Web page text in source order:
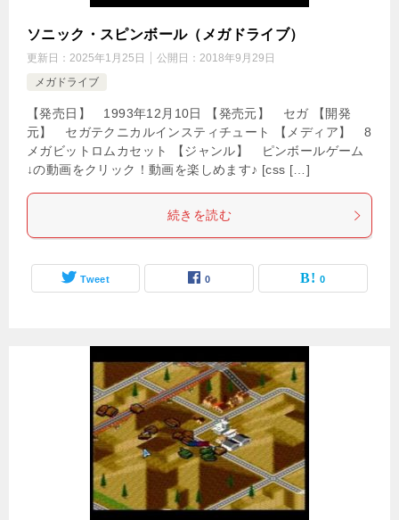
ソニック・スピンボール（メガドライブ）
更新日： 2025年1月25日 公開日： 2018年9月29日
メガドライブ
【発売日】 1993年12月10日 【発売元】 セガ 【開発
元】 セガテクニカルインスティチュート 【メディア】 8
メガビットロムカセット 【ジャンル】 ピンボールゲーム
↓の動画をクリック！動画を楽しめます♪ [css […]
続きを読む
Tweet 0 0